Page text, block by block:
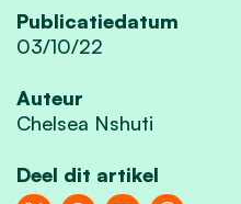
Publicatiedatum
03/10/22
Auteur
Chelsea Nshuti
Deel dit artikel